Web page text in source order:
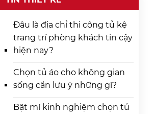
Đâu là địa chỉ thi công tủ kệ
trang trí phòng khách tin cậy
hiện nay?
Chọn tủ áo cho không gian
sống cần lưu ý những gì?
Bật mí kinh nghiệm chọn tủ